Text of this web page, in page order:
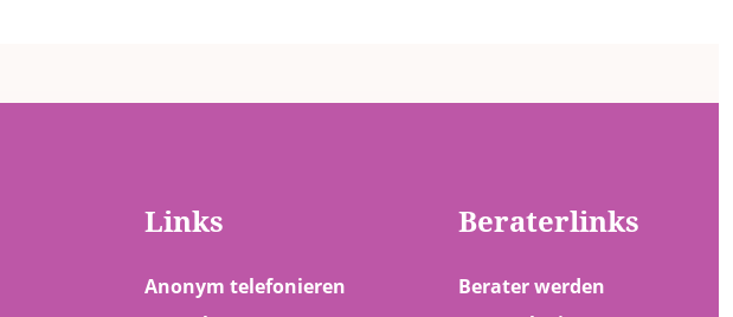
Links
Anonym telefonieren
Beraterlinks
Berater werden